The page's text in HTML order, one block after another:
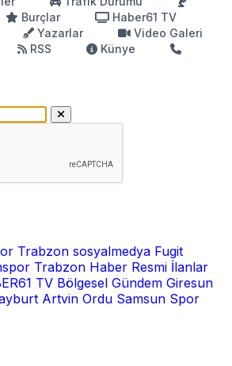
Burçlar
Haber61 TV
Yazarlar
Video Galeri
RSS
Künye
Trabzon sosyalmedya Fugit
Trabzon Haber Resmi İlanlar
TV Bölgesel Gündem Giresun
Artvin Ordu Samsun Spor